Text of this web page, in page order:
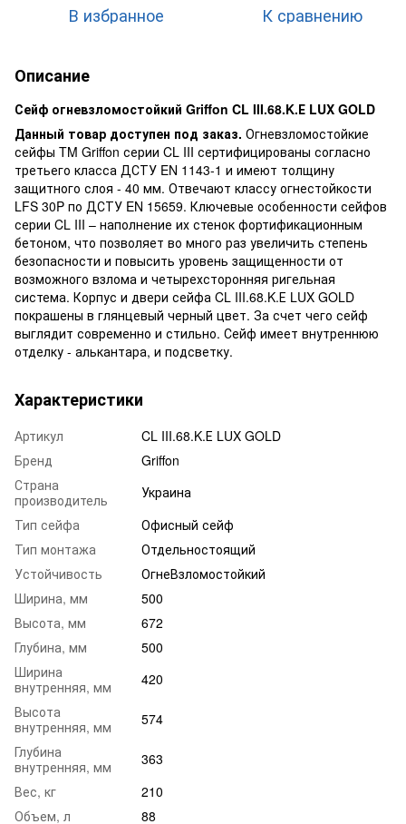
В избранное К сравнению
Описание
Сейф огневзломостойкий Griffon CL III.68.K.Е LUX GOLD
Данный товар доступен под заказ. Огневзломостойкие
сейфы TM Griffon серии CL III сертифицированы согласно
третьего класса ДСТУ EN 1143-1 и имеют толщину
защитного слоя - 40 мм. Отвечают классу огнестойкости
LFS 30P по ДСТУ EN 15659. Ключевые особенности сейфов
серии CL III – наполнение их стенок фортификационным
бетоном, что позволяет во много раз увеличить степень
безопасности и повысить уровень защищенности от
возможного взлома и четырехсторонняя ригельная
система. Корпус и двери сейфа CL III.68.K.Е LUX GOLD
покрашены в глянцевый черный цвет. За счет чего сейф
выглядит современно и стильно. Сейф имеет внутреннюю
отделку - алькантара, и подсветку.
Характеристики
Артикул
CL III.68.K.Е LUX GOLD
Бренд
Griffon
Страна
производитель
Украина
Тип сейфа
Офисный сейф
Тип монтажа
Отдельностоящий
Устойчивость
ОгнеВзломостойкий
Ширина, мм
500
Высота, мм
672
Глубина, мм
500
Ширина
внутренняя, мм
420
Высота
внутренняя, мм
574
Глубина
внутренняя, мм
363
Вес, кг
210
Объем, л
88